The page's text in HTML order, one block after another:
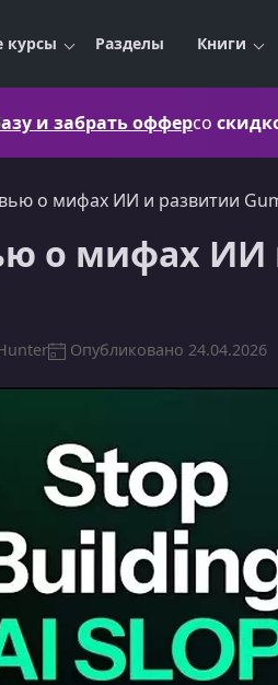
курсы Разделы Книги
и забрать офферсо
о мифах ИИ и развитии
о мифах ИИ
Опубликовано 24.04.2026